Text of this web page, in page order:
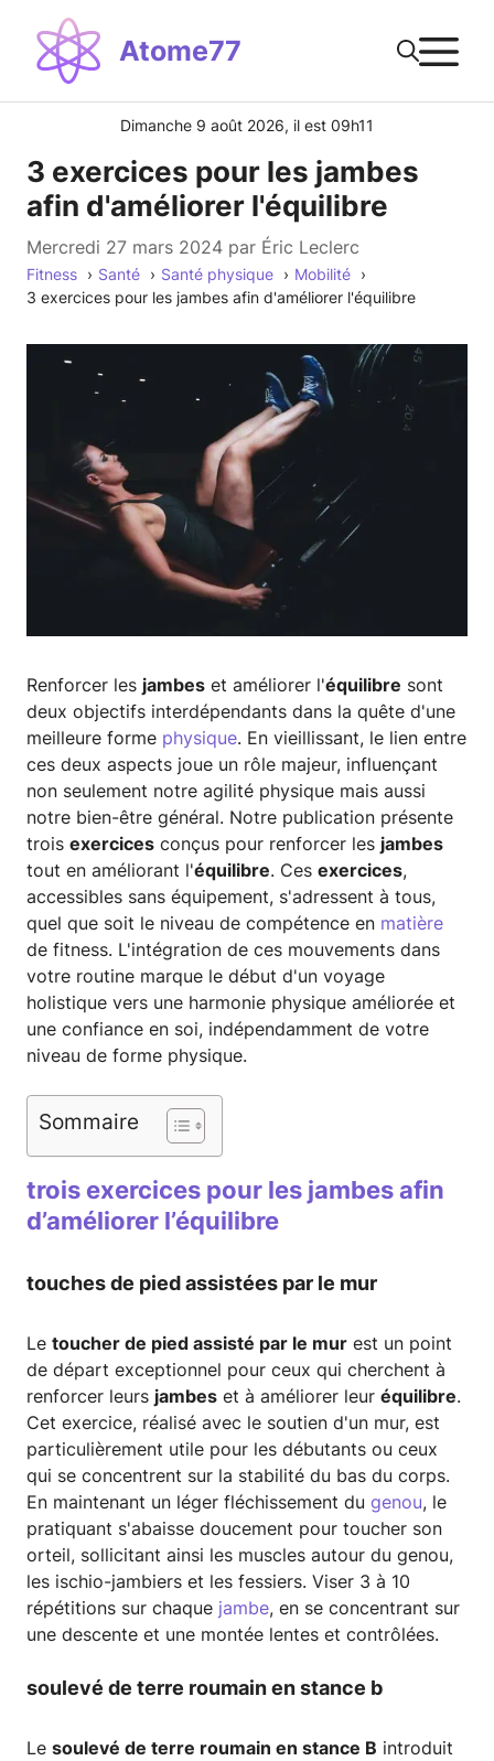
contenu
Atome77
Dimanche 9 août 2026, il est 09h11
3 exercices pour les jambes
afin d'améliorer l'équilibre
mercredi 27 mars 2024 par Éric Leclerc
Fitness Santé Santé physique
Mobilité
3 exercices pour les jambes afin d'améliorer l'équilibre
Renforcer les jambes et améliorer l'équilibre sont
deux objectifs interdépendants dans la quête d'une
meilleure forme physique. En vieillissant, le lien entre
ces deux aspects joue un rôle majeur, influençant
non seulement notre agilité physique mais aussi
notre bien-être général. Notre publication présente
trois exercices conçus pour renforcer les jambes
tout en améliorant l'équilibre. Ces exercices,
accessibles sans équipement, s'adressent à tous,
quel que soit le niveau de compétence en matière
de fitness. L'intégration de ces mouvements dans
votre routine marque le début d'un voyage
holistique vers une harmonie physique améliorée et
une confiance en soi, indépendamment de votre
niveau de forme physique.
Sommaire
trois exercices pour les jambes afin
d’améliorer l’équilibre
touches de pied assistées par le mur
Le toucher de pied assisté par le mur est un point
de départ exceptionnel pour ceux qui cherchent à
renforcer leurs jambes et à améliorer leur équilibre.
Cet exercice, réalisé avec le soutien d'un mur, est
particulièrement utile pour les débutants ou ceux
qui se concentrent sur la stabilité du bas du corps.
En maintenant un léger fléchissement du genou, le
pratiquant s'abaisse doucement pour toucher son
orteil, sollicitant ainsi les muscles autour du genou,
les ischio-jambiers et les fessiers. Viser 3 à 10
répétitions sur chaque jambe, en se concentrant sur
une descente et une montée lentes et contrôlées.
soulevé de terre roumain en stance b
Le soulevé de terre roumain en stance B introduit